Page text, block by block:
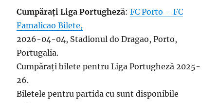
Cumpărați Liga Portugheză:FC Porto – FC
Famalicao Bilete,
2026-04-04, Stadionul do Dragao, Porto,
Portugalia.
Cumpărați bilete pentru Liga Portugheză 2025-
26.
Biletele pentru partida cu sunt disponibile